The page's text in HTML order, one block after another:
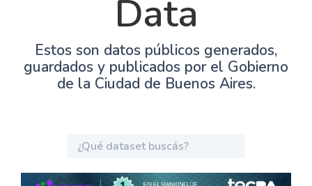
Data
Estos son datos públicos generados,
guardados y publicados por el Gobierno
de la Ciudad de Buenos Aires.